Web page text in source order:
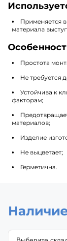
Применяется в
материала
Простота
Не требуется
Устойчива к
факторам;
материалов;
Изделие
Не выцветает;
Герметична.